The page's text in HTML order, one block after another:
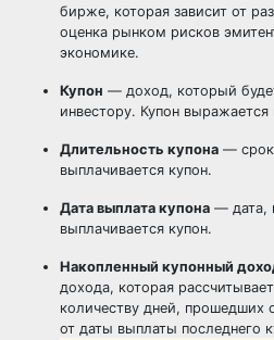
бирже, которая зависит от
оценка рынком рисков
экономике.
Купон — доход, который
инвестору. Купон
Длительность купона —
выплачивается купон.
Дата выплата купона — дата,
выплачивается купон.
Накопленный купонный
дохода, которая
количеству дней, прошедших
от даты выплаты последнего